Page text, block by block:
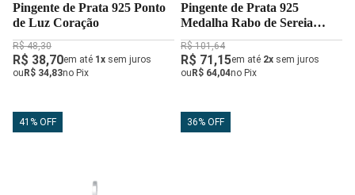
Pingente de Prata 925 Ponto
de Luz Coração
R$ 48,30
R$ 38,70em até 1x sem juros
ouR$ 34,83no Pix
Pingente de Prata 925
Medalha Rabo de Sereia
Resinada
R$ 101,64
R$ 71,15em até 2x sem juros
ouR$ 64,04no Pix
41% OFF 36% OFF